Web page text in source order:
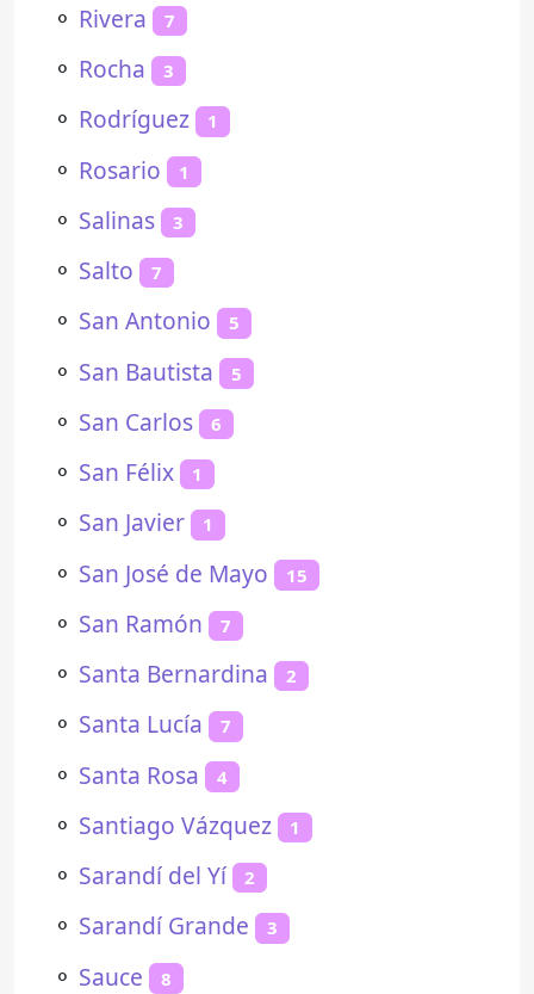
⚬ Rivera 7
⚬ Rocha 3
⚬ Rodríguez 1
⚬ Rosario 1
⚬ Salinas 3
⚬ Salto 7
⚬ San Antonio 5
⚬ San Bautista 5
⚬ San Carlos 6
⚬ San Félix 1
⚬ San Javier 1
⚬ San José de Mayo 15
⚬ San Ramón 7
⚬ Santa Bernardina 2
⚬ Santa Lucía 7
⚬ Santa Rosa 4
⚬ Santiago Vázquez 1
⚬ Sarandí del Yí 2
⚬ Sarandí Grande 3
⚬ Sauce 8